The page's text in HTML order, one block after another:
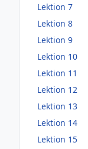
Lektion 7
Lektion 8
Lektion 9
Lektion 10
Lektion 11
Lektion 12
Lektion 13
Lektion 14
Lektion 15